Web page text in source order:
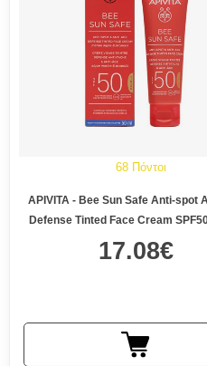
68 Πόντοι
APIVITA - Bee Sun Safe Anti-spot Anti-age
Defense Tinted Face Cream
17.08€